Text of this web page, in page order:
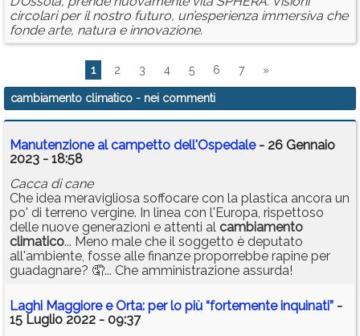
circolari per il nostro futuro, un’esperienza immersiva che
fonde arte, natura e innovazione.
1 2 3 4 5 6 7 »
cambiamento climatico - nei commenti
Manutenzione al campetto dell'Ospedale- 26 Gennaio
2023 - 18:58
Cacca di cane
Che idea meravigliosa soffocare con la plastica ancora un
po' di terreno vergine. In linea con l'Europa, rispettoso
delle nuove generazioni e attenti al cambiamento
climatico... Meno male che il soggetto è deputato
all'ambiente, fosse alle finanze proporrebbe rapine per
guadagnare? 🤦... Che amministrazione assurda!
Laghi Maggiore e Orta: per lo più “fortemente inquinati” -
15 Luglio 2022 - 09:37